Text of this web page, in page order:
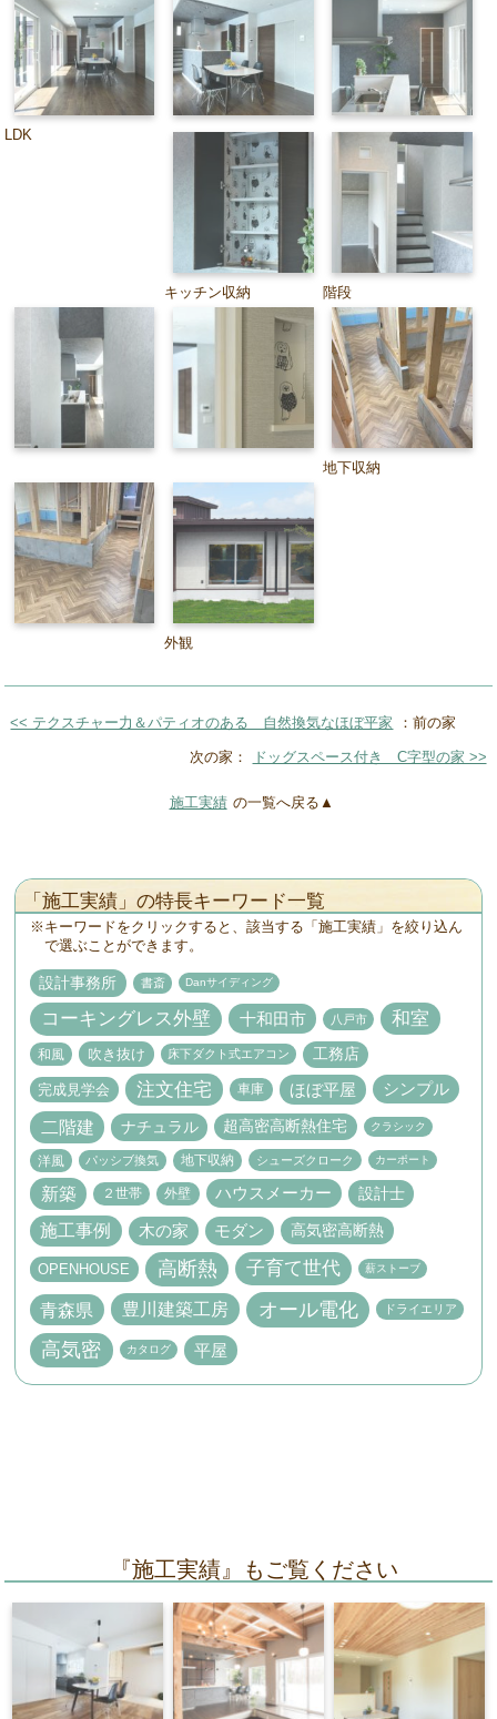
LDK
キッチン収納 階段
地下収納
外観
<< テクスチャー力＆パティオのある 自然換気なほぼ平家 ：前の家
次の家： ドッグスペース付き C字型の家 >>
施工実績 の一覧へ戻る▲
「施工実績」の特長キーワード一覧
キーワードをクリックすると、該当する「施工実績」を絞り込ん
で選ぶことができます。
設計事務所 書斎 Danサイディング
コーキングレス外壁 十和田市 八戸市 和室
和風 吹き抜け 床下ダクト式エアコン 工務店
完成見学会 注文住宅 車庫 ほぼ平屋 シンプル
二階建 ナチュラル 超高密高断熱住宅 クラシック
洋風 パッシブ換気 地下収納 シューズクローク カーポート
新築 ２世帯 外壁 ハウスメーカー 設計士
施工事例 木の家 モダン 高気密高断熱
OPENHOUSE 高断熱 子育て世代 薪ストーブ
青森県 豊川建築工房 オール電化 ドライエリア
高気密 カタログ 平屋
『施工実績』もご覧ください